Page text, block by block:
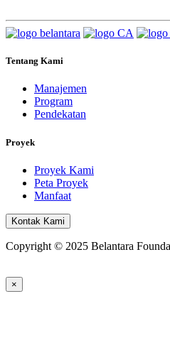
Tentang Kami
Manajemen
Program
Pendekatan
Proyek
Proyek Kami
Peta Proyek
Manfaat
Kontak Kami
Copyright © 2025 Belantara
×